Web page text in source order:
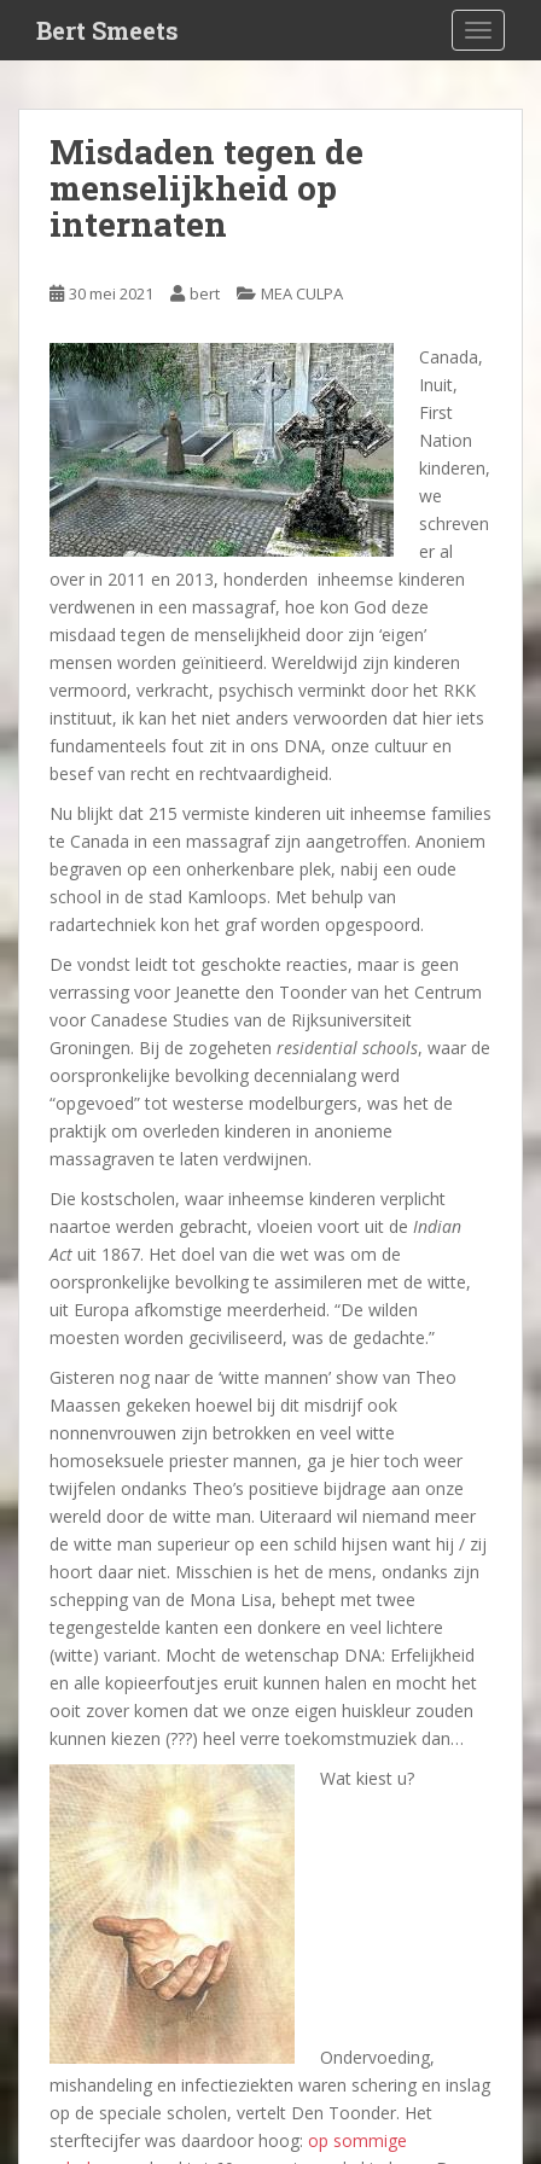
i
Bert Smeets
Misdaden tegen de
menselijkheid op
internaten
30 mei 2021 bert MEA CULPA
Canada,
Inuit,
First
Nation
kinderen,
we
schreven
er al
over in 2011 en 2013, honderden inheemse kinderen
verdwenen in een massagraf, hoe kon God deze
misdaad tegen de menselijkheid door zijn ‘eigen’
mensen worden geïnitieerd. Wereldwijd zijn kinderen
vermoord, verkracht, psychisch verminkt door het RKK
instituut, ik kan het niet anders verwoorden dat hier iets
fundamenteels fout zit in ons DNA, onze cultuur en
besef van recht en rechtvaardigheid.
Nu blijkt dat 215 vermiste kinderen uit inheemse families
te Canada in een massagraf zijn aangetroffen. Anoniem
begraven op een onherkenbare plek, nabij een oude
school in de stad Kamloops. Met behulp van
radartechniek kon het graf worden opgespoord.
De vondst leidt tot geschokte reacties, maar is geen
verrassing voor Jeanette den Toonder van het Centrum
voor Canadese Studies van de Rijksuniversiteit
Groningen. Bij de zogeheten residential schools, waar de
oorspronkelijke bevolking decennialang werd
“opgevoed” tot westerse modelburgers, was het de
praktijk om overleden kinderen in anonieme
massagraven te laten verdwijnen.
Die kostscholen, waar inheemse kinderen verplicht
naartoe werden gebracht, vloeien voort uit de Indian
Act uit 1867. Het doel van die wet was om de
oorspronkelijke bevolking te assimileren met de witte,
uit Europa afkomstige meerderheid. “De wilden
moesten worden geciviliseerd, was de gedachte.”
Gisteren nog naar de ‘witte mannen’ show van Theo
Maassen gekeken hoewel bij dit misdrijf ook
nonnenvrouwen zijn betrokken en veel witte
homoseksuele priester mannen, ga je hier toch weer
twijfelen ondanks Theo’s positieve bijdrage aan onze
wereld door de witte man. Uiteraard wil niemand meer
de witte man superieur op een schild hijsen want hij / zij
hoort daar niet. Misschien is het de mens, ondanks zijn
schepping van de Mona Lisa, behept met twee
tegengestelde kanten een donkere en veel lichtere
(witte) variant. Mocht de wetenschap DNA: Erfelijkheid
en alle kopieerfoutjes eruit kunnen halen en mocht het
ooit zover komen dat we onze eigen huiskleur zouden
kunnen kiezen (???) heel verre toekomstmuziek dan…
Wat kiest u?
Ondervoeding,
mishandeling en infectieziekten waren schering en inslag
op de speciale scholen, vertelt Den Toonder. Het
sterftecijfer was daardoor hoog: op sommige